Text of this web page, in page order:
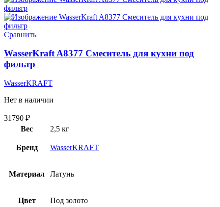
Сравнить
WasserKraft A8377 Смеситель для кухни под
фильтр
WasserKRAFT
Нет в наличии
31790 ₽
Вес
2,5 кг
Бренд WasserKRAFT
Материал Латунь
Цвет Под золото